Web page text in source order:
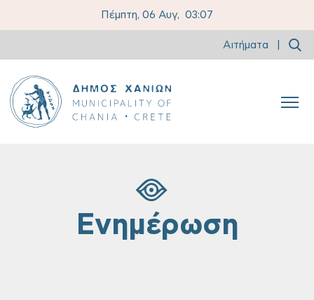
Πέμπτη, 06 Αυγ, 03:07
Αιτήματα
Ενημέρωση